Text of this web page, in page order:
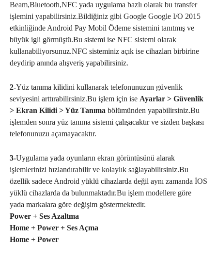
Beam,Bluetooth,NFC yada uygulama bazlı olarak bu transfer
işlemini yapabilirsiniz.Bildiğiniz gibi Google Google I/O 2015
etkinliğinde Android Pay Mobil Ödeme sistemini tanıtmış ve
büyük igli görmüştü.Bu sistemi ise NFC sistemi olarak
kullanabiliyorsunuz.NFC sisteminiz açık ise cihazları birbirine
deydirip anında alışveriş yapabilirsiniz.
2-Yüz tanıma kilidini kullanarak telefonunuzun güvenlik
seviyesini arttırabilirsiniz.Bu işlem için ise Ayarlar > Güvenlik
> Ekran Kilidi > Yüz Tanıma bölümünden yapabilirsiniz.Bu
işlemden sonra yüz tanıma sistemi çalışacaktır ve sizden başkası
telefonunuzu açamayacaktır.
3-Uygulama yada oyunların ekran görüntüsünü alarak
işlemlerinizi hızlandırabilir ve kolaylık sağlayabilirsiniz.Bu
özellik sadece Android yüklü cihazlarda değil aynı zamanda İOS
yüklü cihazlarda da bulunmaktadır.Bu işlem modellere göre
yada markalara göre değişim göstermektedir.
Power + Ses Azaltma
Home + Power + Ses Açma
Home + Power